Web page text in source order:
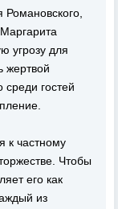
угрозу для
жертвой
среди гостей
к частному
Чтобы
его как
из